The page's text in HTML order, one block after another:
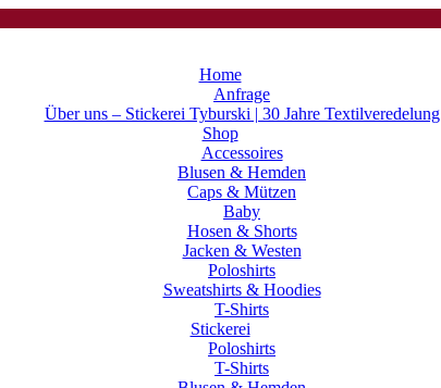
Home
Anfrage
Über uns – Stickerei Tyburski | 30 Jahre Textilveredelung
Shop
Accessoires
Blusen & Hemden
Caps & Mützen
Baby
Hosen & Shorts
Jacken & Westen
Poloshirts
Sweatshirts & Hoodies
T-Shirts
Stickerei
Poloshirts
T-Shirts